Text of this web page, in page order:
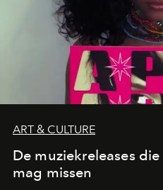
ART & CULTURE
De muziekreleases
mag missen